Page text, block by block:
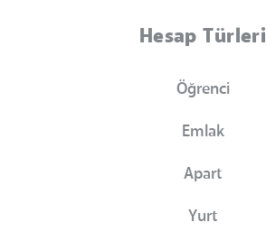
Hesap Türleri
Öğrenci
Emlak
Apart
Yurt